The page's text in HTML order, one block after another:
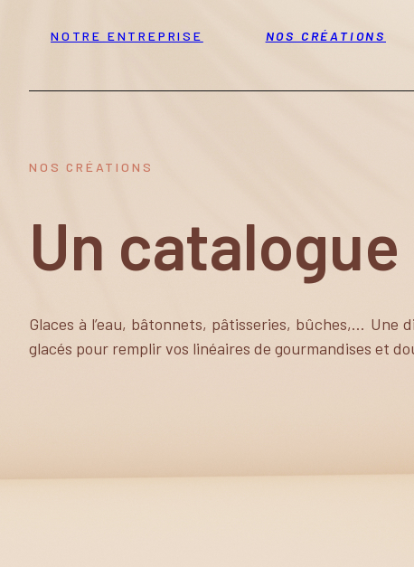
NOTRE ENTREPRISE NOS CRÉATIONS
NOS CRÉATIONS
Un catalogue
Glaces à l’eau, bâtonnets, pâtisseries, bûches,… Une
glacés pour remplir vos linéaires de gourmandises et